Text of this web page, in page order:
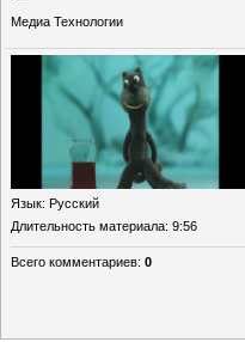
Медиа Технологии
Язык: Русский
Длительность материала: 9:56
Всего комментариев: 0